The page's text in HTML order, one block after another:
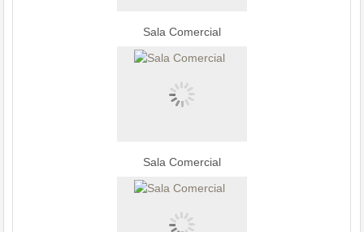
Sala Comercial
Sala Comercial